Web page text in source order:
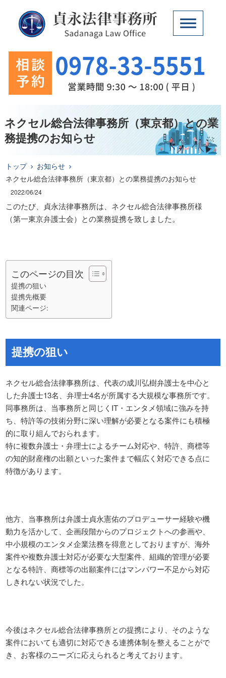
ネクセル総合法律事務所（東京都）との業
務提携のお知らせ
トップ
お知らせ
ネクセル総合法律事務所（東京都）との業務提携のお知らせ
2022/06/24
このたび、貞永法律事務所は、ネクセル総合法律事務所様
（第一東京弁護士会）との業務提携を致しました。
このページの目次
提携の狙い
提携先概要
関連ページ:
提携の狙い
ネクセル総合法律事務所は、代表の成川弘樹弁護士を中心と
した弁護士13名、弁理士4名が所属する大規模な事務所です。
同事務所は、当事務所と同じくIT・エンタメ領域に強みを持
ち、特許等の技術分野に深い理解が必要となる案件にも積極
的に取り組んでおられます。
特に複数弁護士・弁理士によるチーム対応や、特許、商標等
の知的財産権の出願といった案件まで幅広く対応できる点に
特徴があります。
他方、当事務所は弁護士貞永憲佑のプロデューサー経験や機
動力を活かして、企画段階からのプロジェクトへの参画や、
中小規模のエンタメ企業法務を得意としておりますが、海外
案件や複数弁護士対応が必要な大型案件、組織的管理が必要
となる特許、商標等の出願案件にはマンパワー不足から対応
しきれない状況でした。
今後はネクセル総合法律事務所との提携により、そのような
案件においても適切に対応できる連携体制を整えることがで
き、お客様のニーズに応えられると考えております。